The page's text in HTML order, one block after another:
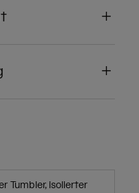
Tumbler, isolierter